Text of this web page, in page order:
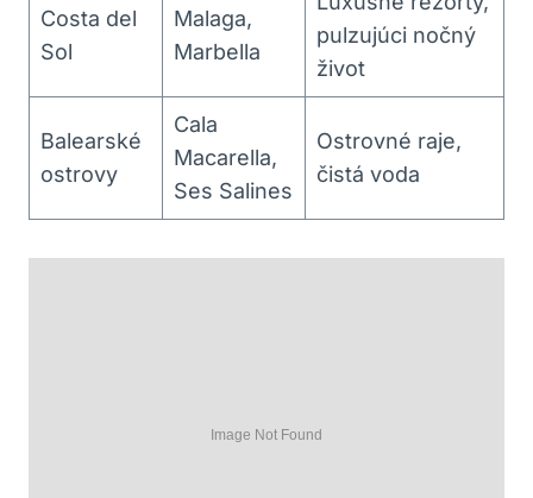
Costa del
Sol
Malaga,
Marbella
pulzujúci nočný
život
Balearské
ostrovy
Cala
Macarella,
Ses Salines
Ostrovné raje,
čistá voda